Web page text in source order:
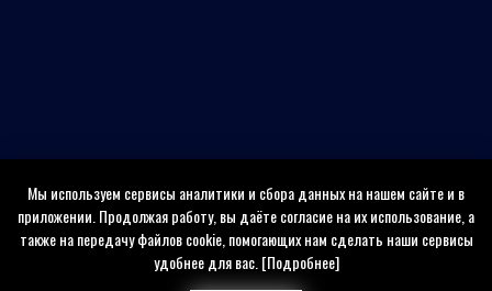
Мы используем сервисы аналитики и сбора данных на нашем сайте и в
приложении. Продолжая работу, вы даёте согласие на их использование, а
также на передачу файлов cookie, помогающих нам сделать наши сервисы
удобнее для вас.[Подробнее]